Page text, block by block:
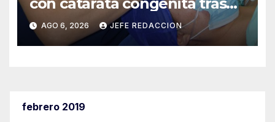
con catarata congénita tras
23 años de limitación visual
AGO 6, 2026 JEFE REDACCION
febrero 2019